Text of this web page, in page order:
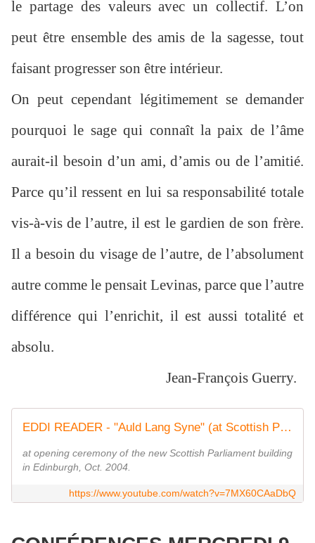
le partage des valeurs avec un collectif. L’on
peut être ensemble des amis de la sagesse, tout
faisant progresser son être intérieur.
On peut cependant légitimement se demander
pourquoi le sage qui connaît la paix de l’âme
aurait-il besoin d’un ami, d’amis ou de l’amitié.
Parce qu’il ressent en lui sa responsabilité totale
vis-à-vis de l’autre, il est le gardien de son frère.
Il a besoin du visage de l’autre, de l’absolument
autre comme le pensait Levinas, parce que l’autre
différence qui l’enrichit, il est aussi totalité et
absolu.
Jean-François Guerry.
EDDI READER - "Auld Lang Syne" (at Scottish Parliament)
at opening ceremony of the new Scottish Parliament building
in Edinburgh, Oct. 2004.
https://www.youtube.com/watch?v=7MX60CAaDbQ